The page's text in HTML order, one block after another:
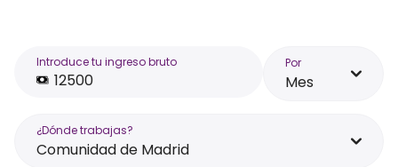
Introduce tu ingreso bruto Por
Mes
¿Dónde trabajas?
Comunidad de Madrid